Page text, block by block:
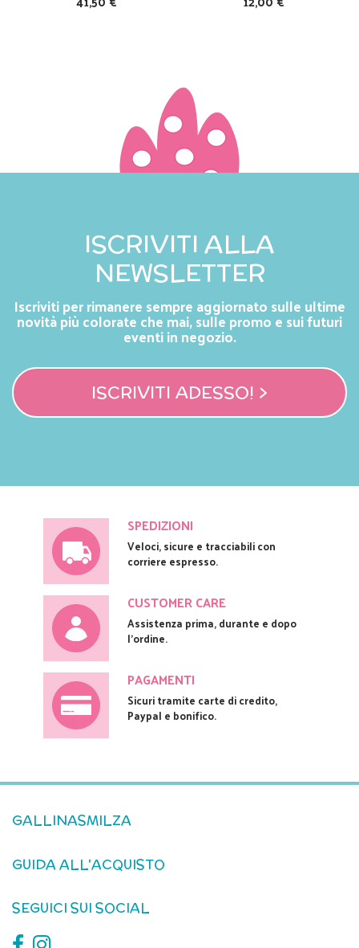
ISCRIVITI ALLA
NEWSLETTER
Iscriviti per rimanere sempre aggiornato sulle ultime
novità più colorate che mai, sulle promo e sui futuri
eventi in negozio.
ISCRIVITI ADESSO! >
SPEDIZIONI
Veloci, sicure e tracciabili con
corriere espresso.
CUSTOMER CARE
Assistenza prima, durante e dopo
l'ordine.
PAGAMENTI
Sicuri tramite carte di credito,
Paypal e bonifico.
GALLINASMILZA
GUIDA ALL'ACQUISTO
SEGUICI SUI SOCIAL